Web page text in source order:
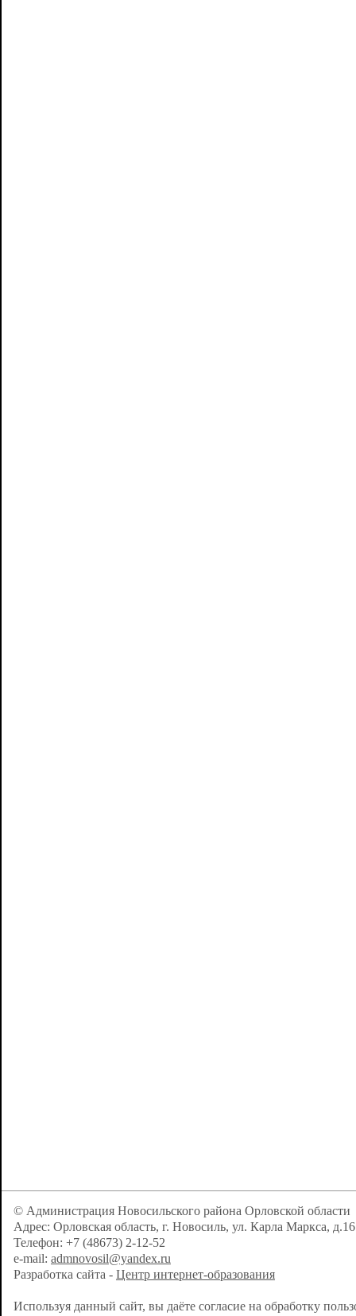
© Администрация Новосильского района Орловской области
Адрес: Орловская область, г. Новосиль, ул. Карла Маркса, д.16
Телефон: +7 (48673) 2-12-52
e-mail: admnovosil@yandex.ru
Разработка сайта - Центр интернет-образования
Используя данный сайт, вы даёте согласие на обработку